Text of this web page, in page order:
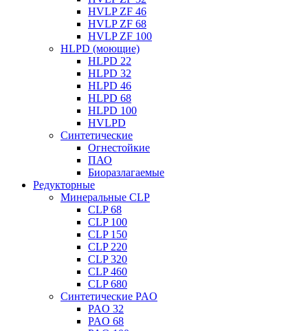
HVLP ZF 46
HVLP ZF 68
HVLP ZF 100
HLPD (моющие)
HLPD 22
HLPD 32
HLPD 46
HLPD 68
HLPD 100
HVLPD
Синтетические
Огнестойкие
ПАО
Биоразлагаемые
Редукторные
Минеральные CLP
CLP 68
CLP 100
CLP 150
CLP 220
CLP 320
CLP 460
CLP 680
Синтетические PAO
PAO 32
PAO 68